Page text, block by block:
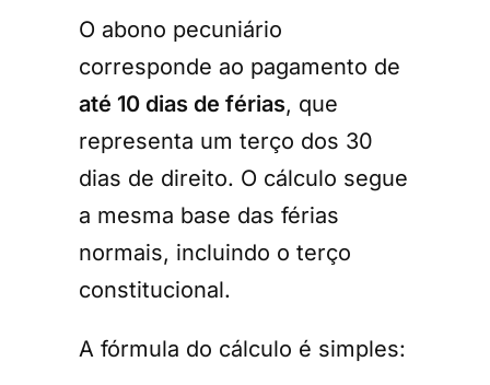
O abono pecuniário
corresponde ao pagamento de
até 10 dias de férias, que
representa um terço dos 30
dias de direito. O cálculo segue
a mesma base das férias
normais, incluindo o terço
constitucional.
A fórmula do cálculo é simples: